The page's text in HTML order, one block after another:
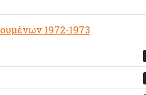
1972-1973